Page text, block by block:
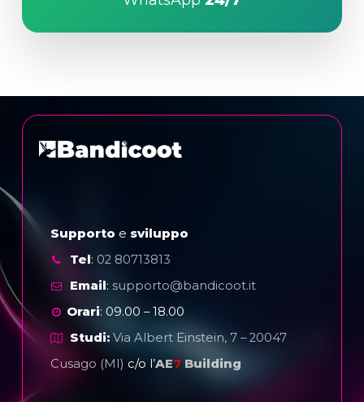
Supporto e sviluppo
Tel: 02 80713813
Email: supporto@bandicoot.it
Orari: 09.00 – 18.00
Studi: Via Albert Einstein, 7 – 20047
Cusago (MI) c/o l’AE7Building